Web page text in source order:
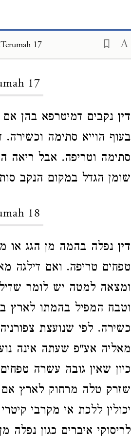
17
17
דין נקבים דמיטרפא בהן
בעוף הוייא סתימה
סתימה וטריפה. אבל ריאה
שומן הגדל במקום הנקב
18
דין נפלה בהמה מן הגג או
טפחים טריפה. ואם דילגה
ומצאה למטה יש לומר
וטבח המפיל בהמתו לארץ
כשירה. לפי שנועצת
מאליה אע"פ שעתה אינה
כיון שאין גובה עשרה
שזרק טלה מרחוק לארץ אם
יכולין ללכת אי מקרבי
לריסוקי איברים כגון